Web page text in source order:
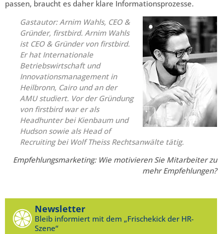
passen, braucht es daher klare Informationsprozesse.
Gastautor: Arnim Wahls, CEO &
Gründer, firstbird. Arnim Wahls
ist CEO & Gründer von firstbird.
Er hat Internationale
Betriebswirtschaft und
Innovationsmanagement in
Heilbronn, Cairo und an der
AMU studiert. Vor der Gründung
von firstbird war er als
Headhunter bei Kienbaum und
Hudson sowie als Head of
Recruiting bei Wolf Theiss Rechtsanwälte tätig.
Empfehlungsmarketing: Wie motivieren Sie Mitarbeiter zu
mehr Empfehlungen?
Newsletter
Bleib informiert mit dem „Frischekick der HR-
Szene“